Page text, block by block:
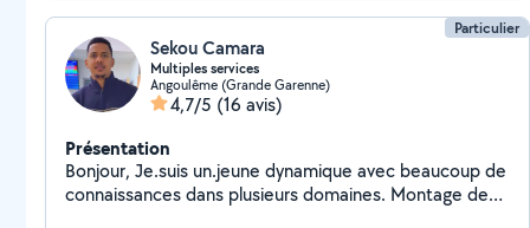
Particulier
Sekou Camara
Multiples services
Angoulême (Grande Garenne)
4,7/5 (16 avis)
Présentation
Bonjour, Je.suis un.jeune dynamique avec beaucoup de
connaissances dans plusieurs domaines. Montage de